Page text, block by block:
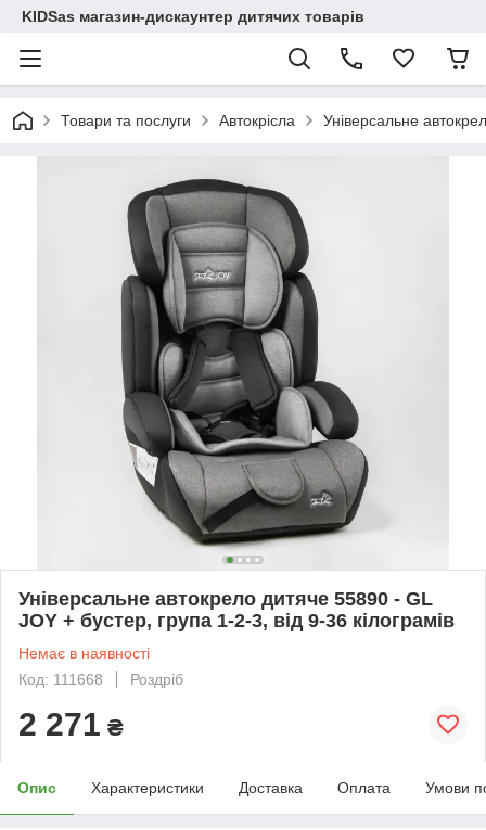
KIDSas магазин-дискаунтер дитячих товарів
Товари та послуги Автокрісла Універсальне
Універсальне автокрело дитяче 55890 - GL
JOY + бустер, група 1-2-3, від 9-36 кілограмів
Немає в наявності
Код: 111668
Роздріб
2 271 ₴
Опис Характеристики Доставка Оплата Умови